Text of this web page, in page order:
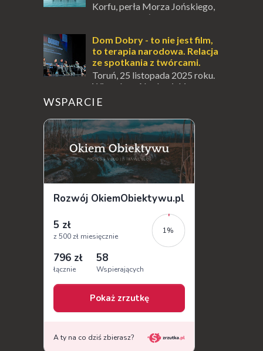
Korfu, perła Morza Jońskiego,
oferuje podróżnikom nie tylko
wioski, ale także coś wyjątkowego –
prawd...
Dom Dobry - to nie jest film,
to terapia narodowa. Relacja
ze spotkania z twórcami.
Toruń, 25 listopada 2025 roku.
Wieczór w Akademickim
Centrum Kultury i Sztuki " Od Nowa ", który
na długo zostanie w mojej pamięci...
WSPARCIE